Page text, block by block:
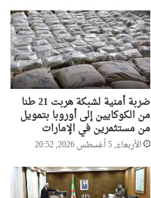
ضربة أمنية لشبكة هربت 21 طنا
من الكوكايين إلى أوروبا بتمويل
من مستثمرين في الإمارات
الأربعاء, 5 أغسطس 2026, 20:52